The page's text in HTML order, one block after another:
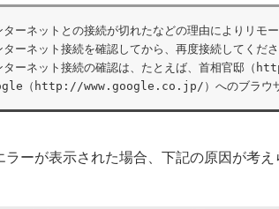
ターネットとの接続が切れたなどの理由によりリモ
ターネット接続を確認してから、再度接続してくださ
ターネット接続の確認は、たとえば、首相官邸（
（ http: //www.google.co.jp/）へのブラウザ
ラーが表示された場合、下記の原因が考え